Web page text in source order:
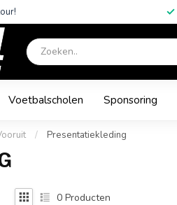
Voetbalscholen Sponsoring
/ Presentatiekleding
0 Producten